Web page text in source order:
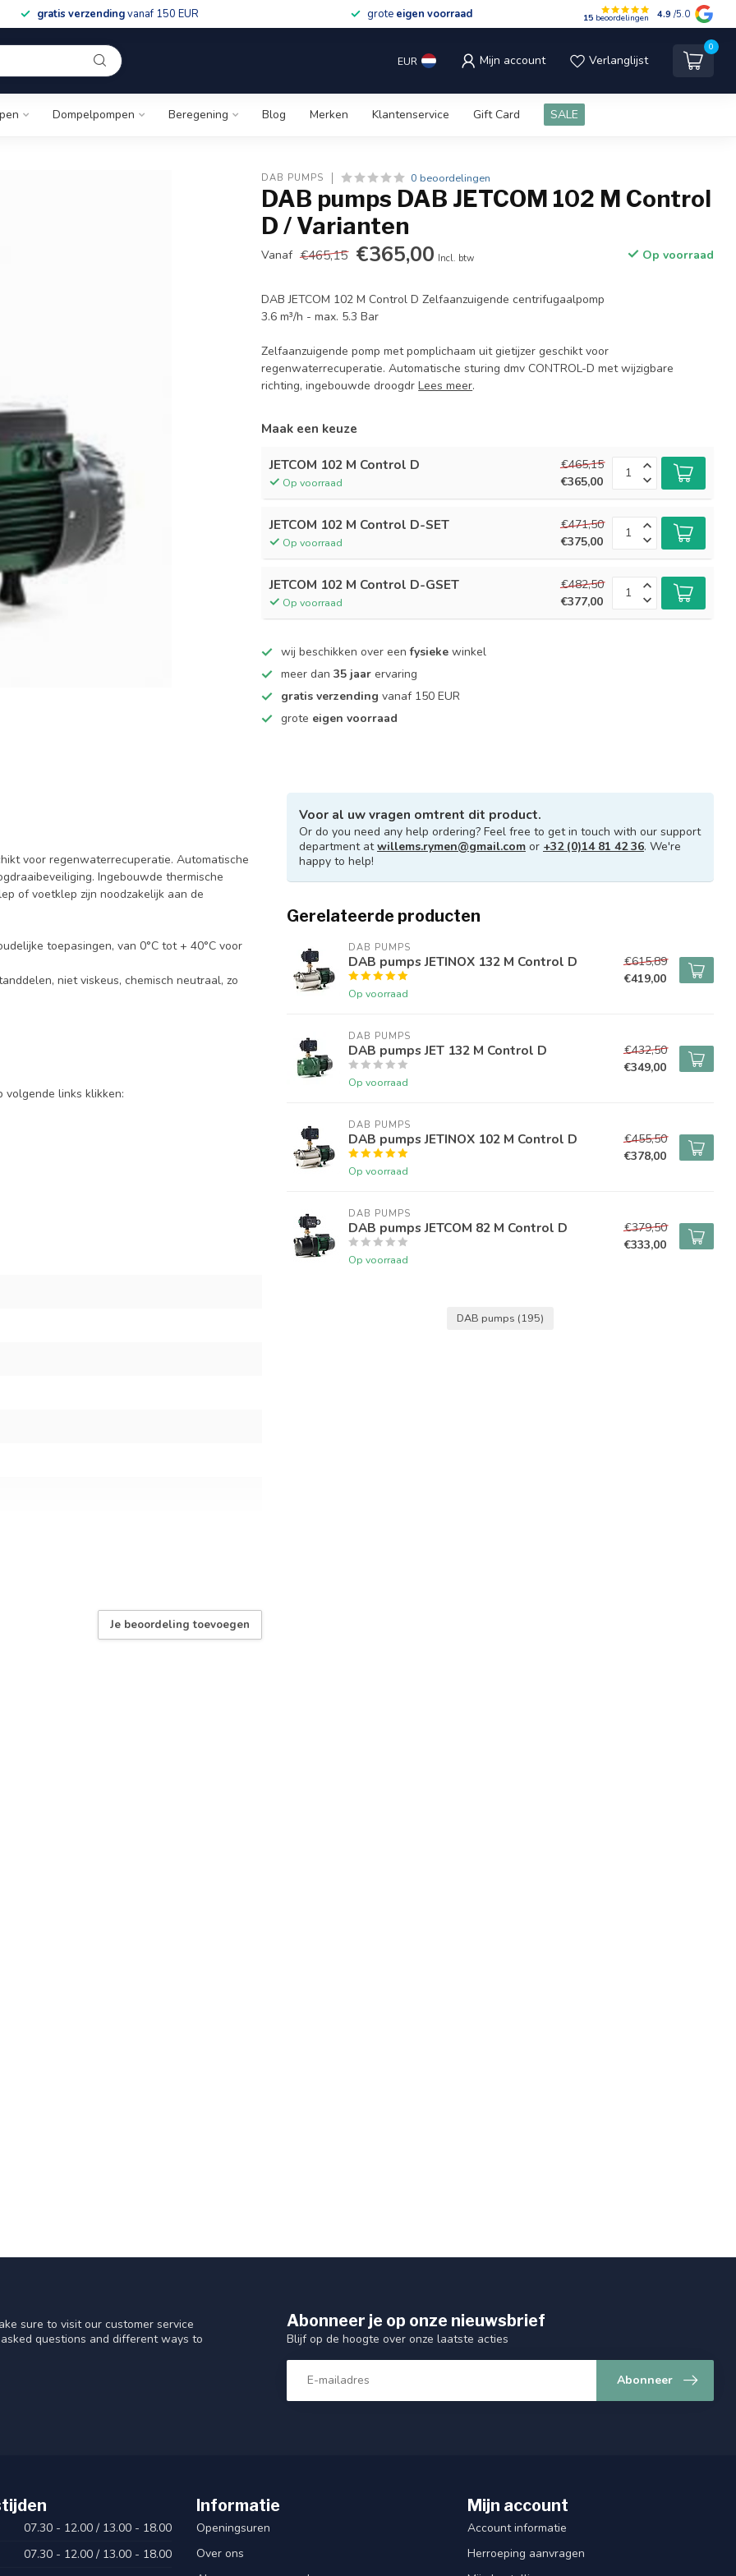
gratis verzendingvanaf 150 EUR grote eigen voorraad 15 beoordelingen 4.9 /5.0
EUR Mijn account Verlanglijst
0
Dompelpompen Beregening Blog Merken Klantenservice Gift Card SALE
DAB PUMPS 0 beoordelingen
DAB pumps DAB JETCOM 102 M Control
D / Varianten
Vanaf €465,15 €365,00 Incl. btw Op voorraad
DAB JETCOM 102 M Control D Zelfaanzuigende centrifugaalpomp
3.6 m³/h - max. 5.3 Bar
Zelfaanzuigende pomp met pomplichaam uit gietijzer geschikt voor
regenwaterrecuperatie. Automatische sturing dmv CONTROL-D met wijzigbare
richting, ingebouwde droogdrLees meer.
Maak een keuze
JETCOM 102 M Control D
Op voorraad
€465,15
€365,00
JETCOM 102 M Control D-SET
Op voorraad
€471,50
€375,00
JETCOM 102 M Control D-GSET
Op voorraad
€482,50
€377,00
wij beschikken over eenfysieke winkel
meer dan35 jaar ervaring
gratis verzending vanaf 150 EUR
grote eigen voorraad
voor regenwaterrecuperatie. Automatische
Ingebouwde thermische
of voetklep zijn noodzakelijk aan de
toepasingen, van 0°C tot + 40°C voor
niet viskeus, chemisch neutraal, zo
volgende links klikken:
Je beoordeling toevoegen
Voor al uw vragen omtrent dit product.
Or do you need any help ordering? Feel free to get in touch with our support
department atwillems.rymen@gmail.com or +32 (0)14 81 42 36. We're
happy to help!
Gerelateerde producten
DAB PUMPS
DAB pumps JETINOX 132 M Control D
Op voorraad
€615,89
€419,00
DAB PUMPS
DAB pumps JET 132 M Control D
Op voorraad
€432,50
€349,00
DAB PUMPS
DAB pumps JETINOX 102 M Control D
Op voorraad
€455,50
€378,00
DAB PUMPS
DAB pumps JETCOM 82 M Control D
Op voorraad
€379,50
€333,00
DAB pumps (195)
sure to visit our customer service
questions and different ways to
Abonneer je op onze nieuwsbrief
Blijf op de hoogte over onze laatste acties
Abonneer
07.30 - 12.00 / 13.00 - 18.00
07.30 - 12.00 / 13.00 - 18.00
Informatie
Openingsuren
Over ons
Mijn account
Account informatie
Herroeping aanvragen